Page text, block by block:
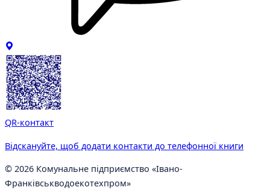
QR-контакт
Відскануйте, щоб додати контакти до телефонної книги
© 2026 Комунальне підприємство «Івано-
Франківськводоекотехпром»